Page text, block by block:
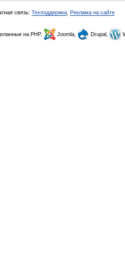
связь: Техподдержка Реклама на сайте
на PHP, Joomla, Drupal,